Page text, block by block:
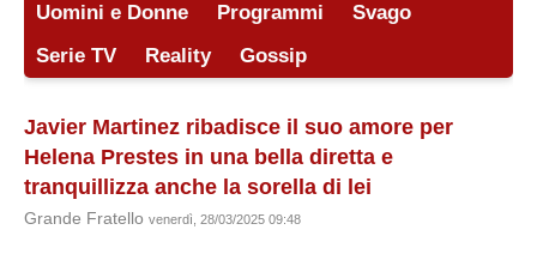
Uomini e Donne
Programmi
Svago
Serie TV
Reality Gossip
Javier Martinez ribadisce il suo amore per
Helena Prestes in una bella diretta e
tranquillizza anche la sorella di lei
Grande Fratello venerdì, 28/03/2025 09:48